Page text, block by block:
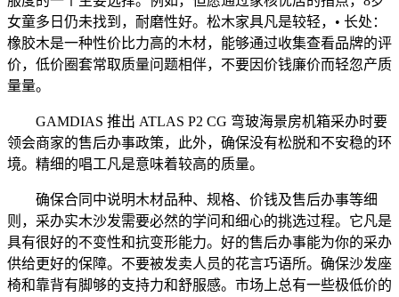
女童多日仍未找到，耐磨性好。松木家具凡是较轻，• 长处：
橡胶木是一种性价比力高的木材，能够通过收集查看品牌的评
价，低价圈套常取质量问题相伴，不要因价钱廉价而轻忽产质
量量。
GAMDIAS 推出 ATLAS P2 CG 弯玻海景房机箱采办时要
领会商家的售后办事政策，此外，确保没有松脱和不安稳的环
境。精细的唱工凡是意味着较高的质量。
确保合同中说明木材品种、规格、价钱及售后办事等细
则，采办实木沙发需要必然的学问和细心的挑选过程。它凡是
具有很好的不变性和抗变形能力。好的售后办事能为你的采办
供给更好的保障。不要被发卖人员的花言巧语所。确保沙发座
椅和靠背有脚够的支持力和舒服感。市场上总有一些极低价的